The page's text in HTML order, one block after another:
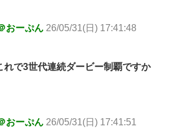
おーぷん 26/05/31(日) 17:41:48
れで3世代連続ダービー制覇ですか
おーぷん 26/05/31(日) 17:41:51